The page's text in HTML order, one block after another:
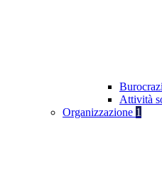
Attività
Organizzazione 1